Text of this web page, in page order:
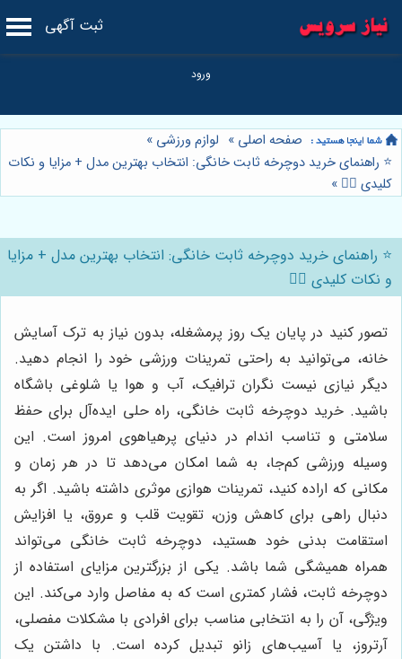
ثبت آگهی
صفحه اصلی » لوازم ورزشی »
⭐️ راهنمای خرید دوچرخه ثابت خانگی: انتخاب بهترین مدل + مزایا و نکات
کلیدی 🚴‍♀️ »
⭐️ راهنمای خرید دوچرخه ثابت خانگی: انتخاب بهترین مدل + مزایا
و نکات کلیدی 🚴‍♀️
تصور کنید در پایان یک روز پرمشغله، بدون نیاز به ترک آسایش
خانه، می‌توانید به راحتی تمرینات ورزشی خود را انجام دهید.
دیگر نیازی نیست نگران ترافیک، آب و هوا یا شلوغی باشگاه
باشید. خرید دوچرخه ثابت خانگی، راه حلی ایده‌آل برای حفظ
سلامتی و تناسب اندام در دنیای پرهیاهوی امروز است. این
وسیله ورزشی کم‌جا، به شما امکان می‌دهد تا در هر زمان و
مکانی که اراده کنید، تمرینات هوازی موثری داشته باشید. اگر به
دنبال راهی برای کاهش وزن، تقویت قلب و عروق، یا افزایش
استقامت بدنی خود هستید، دوچرخه ثابت خانگی می‌تواند
همراه همیشگی شما باشد. یکی از بزرگترین مزایای استفاده از
دوچرخه ثابت، فشار کمتری است که به مفاصل وارد می‌کند. این
ویژگی، آن را به انتخابی مناسب برای افرادی با مشکلات مفصلی،
آرتروز، یا آسیب‌های زانو تبدیل کرده است. با داشتن یک